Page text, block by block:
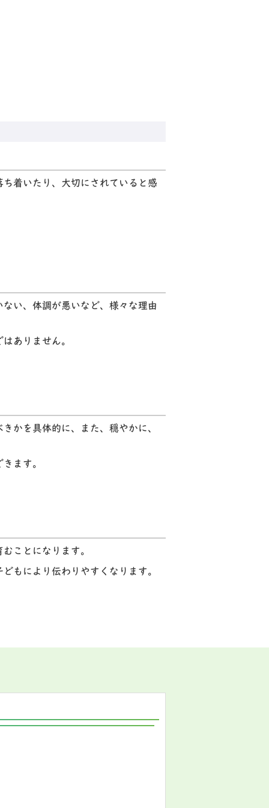
着いたり、大切にされていると感
い、体調が悪いなど、様々な理由
ありません。
かを具体的に、また、穏やかに、
ます。
ことになります。
もにより伝わりやすくなります。